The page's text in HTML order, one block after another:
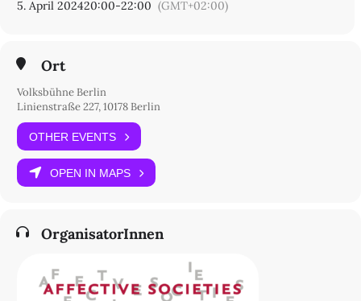
5. April 202420:00-22:00 (GMT+02:00)
Ort
Volksbühne Berlin
Linienstraße 227, 10178 Berlin
OTHER EVENTS
OPEN IN MAPS
OrganisatorInnen